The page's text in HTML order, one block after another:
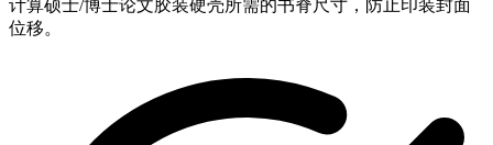
计算硕士/博士论文胶装硬壳所需的书脊尺寸，防止印装封面
位移。